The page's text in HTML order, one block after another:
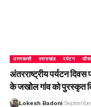
उत्तरकाशी उत्तराखंड पर्यटन
अंतरराष्ट्रीय पर्यटन दिवस
के जखोल गांव को पुरस्कृत
Lokesh Badoni